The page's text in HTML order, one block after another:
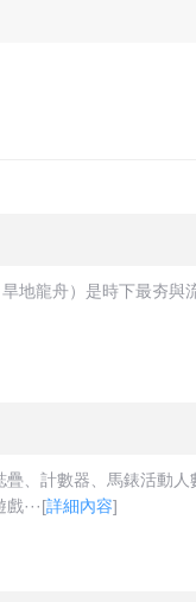
地龍舟）是時下最夯與
、計數器、馬錶活動
···[詳細內容]